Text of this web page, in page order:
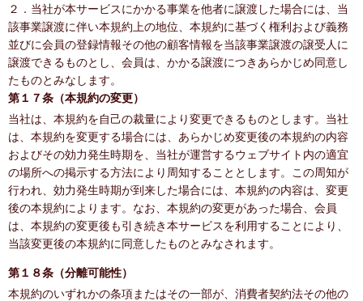
２．当社が本サービスにかかる事業を他者に譲渡した場合には、当
該事業譲渡に伴い本規約上の地位、本規約に基づく権利および義務
並びに会員の登録情報その他の顧客情報を当該事業譲渡の譲受人に
譲渡できるものとし、会員は、かかる譲渡につきあらかじめ同意し
たものとみなします。
第１７条（本規約の変更）
当社は、本規約を自己の裁量により変更できるものとします。当社
は、本規約を変更する場合には、あらかじめ変更後の本規約の内容
およびその効力発生時期を、当社が運営するウェブサイト内の適宜
の場所への掲示する方法により周知することとします。この周知が
行われ、効力発生時期が到来した場合には、本規約の内容は、変更
後の本規約によります。なお、本規約の変更があった場合、会員
は、本規約の変更後も引き続き本サービスを利用することにより、
当該変更後の本規約に同意したものとみなされます。
第１８条（分離可能性）
本規約のいずれかの条項またはその一部が、消費者契約法その他の